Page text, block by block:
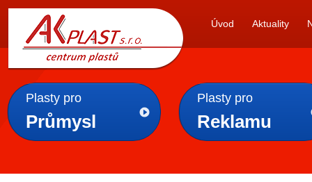
AKPLAST s.r.o.
Úvod Aktuality
Plasty pro
Průmysl
Plasty pro
Reklamu